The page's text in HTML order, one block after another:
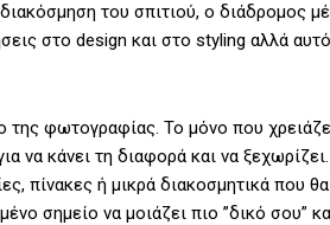
του σπιτιού, ο διάδρομος
στο design και στο styling αλλά
της φωτογραφίας. Το μόνο που
να κάνει τη διαφορά και να
πίνακες ή μικρά διακοσμητικά που
σημείο να μοιάζει πιο ”δικό σου”